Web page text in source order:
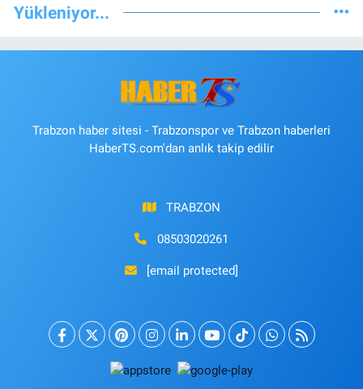
Yükleniyor...
Trabzon haber sitesi - Trabzonspor ve Trabzon haberleri
HaberTS.com'dan anlık takip edilir
TRABZON
08503020261
[email protected]